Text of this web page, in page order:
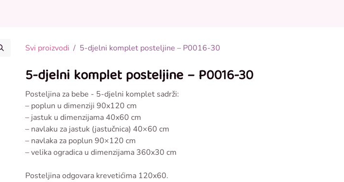
Svi proizvodi 5-djelni komplet posteljine – P0016-30
5-djelni komplet posteljine – P0016-30
Posteljina za bebe - 5-djelni komplet sadrži:
– poplun u dimenziji 90x120 cm
– jastuk u dimenzijama 40x60 cm
– navlaku za jastuk (jastučnica) 40×60 cm
– navlaka za poplun 90×120 cm
– velika ogradica u dimenzijama 360x30 cm
Posteljina odgovara krevetićima 120x60.